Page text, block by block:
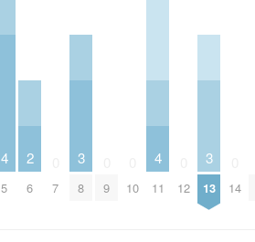
4
5
2
6 7
3
8 9 10
4
11 12
3
13 14